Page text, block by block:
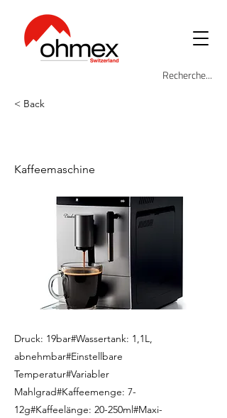
< Back
Kaffeemaschine
Druck: 19bar#Wassertank: 1,1L,
abnehmbar#Einstellbare
Temperatur#Variabler
Mahlgrad#Kaffeemenge: 7-
12g#Kaffeelänge: 20-250ml#Maxi-